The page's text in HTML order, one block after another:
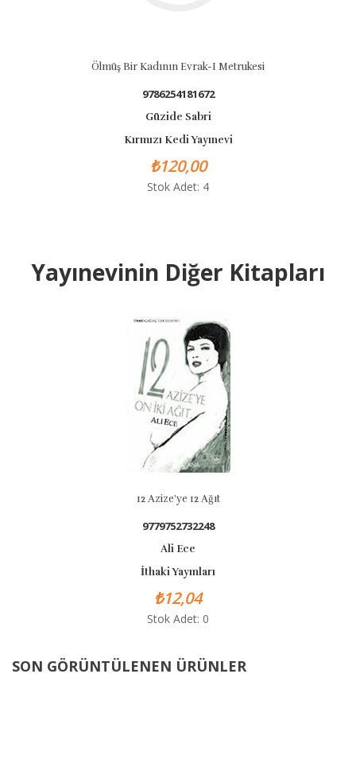
Ölmüş Bir Kadının Evrak-I Metrukesi
Kırmızı Kedi Yayınevi
Yayınevinin Diğer Kitapları
12 Azize'ye 12 Ağıt
9779752732248
İthaki Yayınları
Stok Adet: 0
SON GÖRÜNTÜLENEN ÜRÜNLER